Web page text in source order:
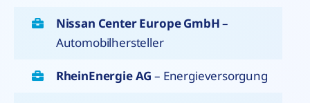
Nissan Center Europe GmbH–
Automobilhersteller
RheinEnergie AG – Energieversorgung